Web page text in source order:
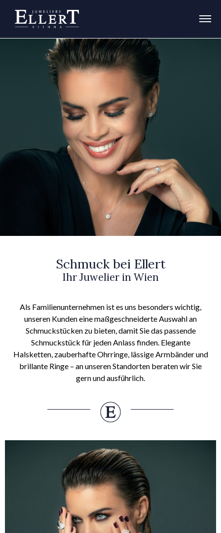
Schmuck bei Ellert
Ihr Juwelier in Wien
Als Familienunternehmen ist es uns besonders wichtig,
unseren Kunden eine maßgeschneiderte Auswahl an
Schmuckstücken zu bieten, damit Sie das passende
Schmuckstück für jeden Anlass finden. Elegante
Halsketten, zauberhafte Ohrringe, lässige Armbänder und
brillante Ringe – an unseren Standorten beraten wir Sie
gern und ausführlich.